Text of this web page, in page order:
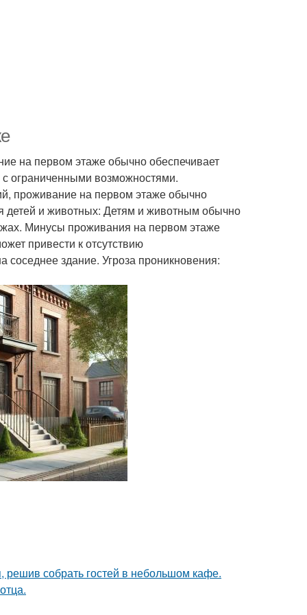
на первом этаже обычно обеспечивает
ограниченными возможностями.
проживание на первом этаже обычно
детей и животных: Детям и животным обычно
Минусы проживания на первом этаже
привести к отсутствию
здание. Угроза проникновения:
решив собрать гостей в небольшом кафе.